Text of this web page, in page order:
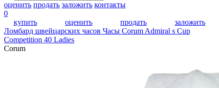
оценить продать заложить контакты
0
купить
оценить продать
заложить
Ломбард швейцарских часов Часы Corum Admiral s Cup
Competition 40 Ladies
Corum